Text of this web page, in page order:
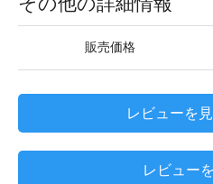
販売価格
レビューを
レビュー